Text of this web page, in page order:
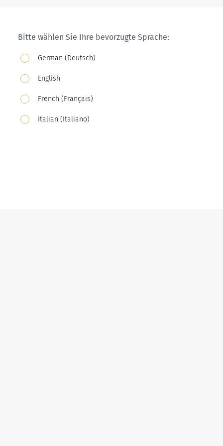
Bitte wählen Sie Ihre bevorzugte Sprache:
German (Deutsch)
English
French (Français)
Italian (Italiano)